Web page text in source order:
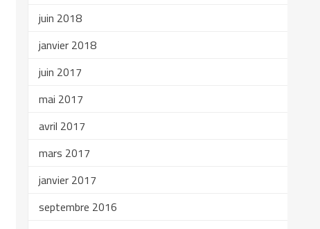
juin 2018
janvier 2018
juin 2017
mai 2017
avril 2017
mars 2017
janvier 2017
septembre 2016